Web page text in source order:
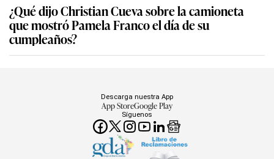
¿Qué dijo Christian Cueva sobre la camioneta
que mostró Pamela Franco el día de su
cumpleaños?
Síguenos
Descarga nuestra App
App StoreGoogle Play